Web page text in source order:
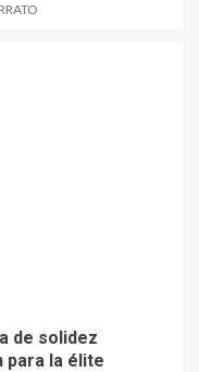
de solidez
para la élite